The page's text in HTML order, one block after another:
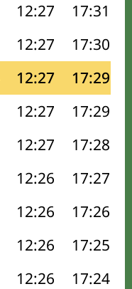
12:27 17:31
12:27 17:30
12:27 17:29
12:27 17:29
12:27 17:28
12:26 17:27
12:26 17:26
12:26 17:25
12:26 17:24